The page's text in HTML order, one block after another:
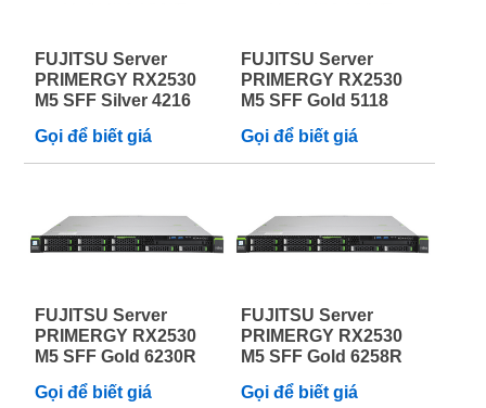
FUJITSU Server
PRIMERGY RX2530
M5 SFF Silver 4216
Gọi để biết giá
FUJITSU Server
PRIMERGY RX2530
M5 SFF Gold 5118
Gọi để biết giá
FUJITSU Server
PRIMERGY RX2530
M5 SFF Gold 6230R
Gọi để biết giá
FUJITSU Server
PRIMERGY RX2530
M5 SFF Gold 6258R
Gọi để biết giá